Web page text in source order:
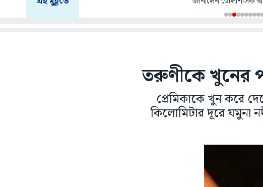
তরুণীকে খুনের
প্রেমিকাকে খুন করে
কিলোমিটার দূরে যমুনা